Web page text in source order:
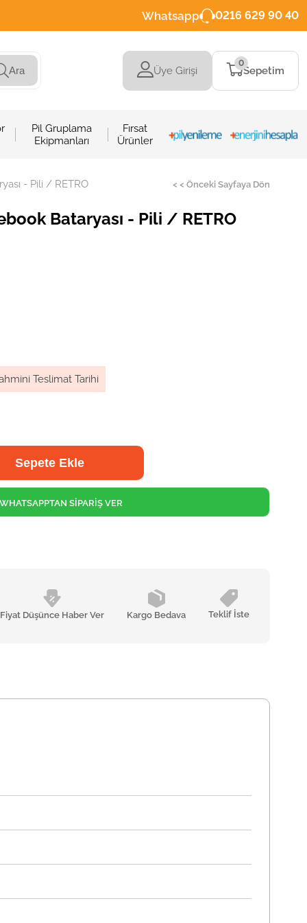
Whatsapp 0216 629 90 40
Ara Üye Girişi Sepetim
0
Pil Gruplama
Ekipmanları
Fırsat
Ürünler
- Pili / RETRO < < Önceki Sayfaya Dön
Bataryası - Pili / RETRO
Teslimat Tarihi
Fiyat Düşünce Haber Ver Kargo Bedava Teklif İste
SİPARİŞ VER